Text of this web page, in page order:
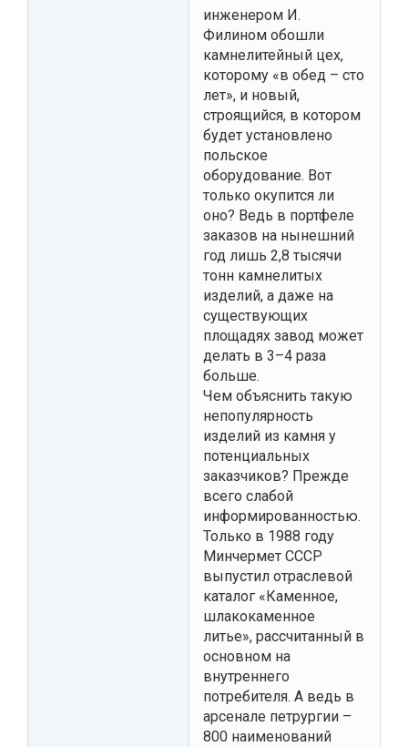
инженером И.
Филином обошли
камнелитейный цех,
которому «в обед – сто
лет», и новый,
строящийся, в котором
будет установлено
польское
оборудование. Вот
только окупится ли
оно? Ведь в портфеле
заказов на нынешний
год лишь 2,8 тысячи
тонн камнелитых
изделий, а даже на
существующих
площадях завод может
делать в 3–4 раза
больше.
Чем объяснить такую
непопулярность
изделий из камня у
потенциальных
заказчиков? Прежде
всего слабой
информированностью.
Только в 1988 году
Минчермет СССР
выпустил отраслевой
каталог «Каменное,
шлакокаменное
литье», рассчитанный в
основном на
внутреннего
потребителя. А ведь в
арсенале петрургии –
800 наименований